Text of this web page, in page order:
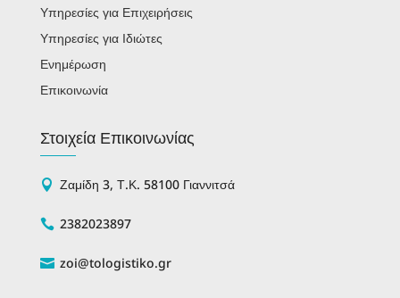
Υπηρεσίες για Επιχειρήσεις
Υπηρεσίες για Ιδιώτες
Ενημέρωση
Επικοινωνία
Στοιχεία Επικοινωνίας
 Ζαμίδη 3, Τ.Κ. 58100 Γιαννιτσά
 2382023897
 zoi@tologistiko.gr